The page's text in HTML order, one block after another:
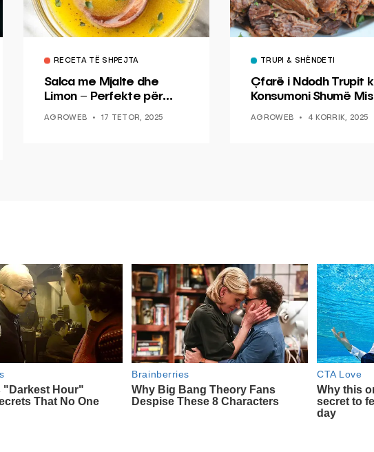
RECETA TË SHPEJTA
Salca me Mjalte dhe
Limon – Perfekte për
AGROWEB 17 TETOR, 2025
TRUPI & SHËNDETI
Çfarë i Ndodh Trupit
Konsumoni Shumë
AGROWEB 4 KORRIK, 2025